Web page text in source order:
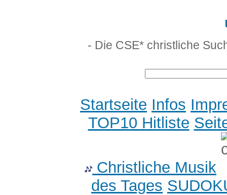
- Die CSE* christliche
Startseite Infos
TOP10 Hitliste
Christliche Musik
des Tages